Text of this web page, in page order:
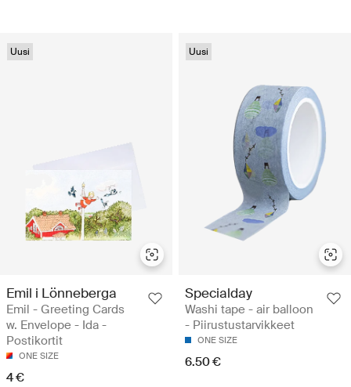
Uusi
Emil i Lönneberga
Emil - Greeting Cards
w. Envelope - Ida -
Postikortit
ONE SIZE
4 €
Uusi
Specialday
Washi tape - air balloon
- Piirustustarvikkeet
ONE SIZE
6.50 €